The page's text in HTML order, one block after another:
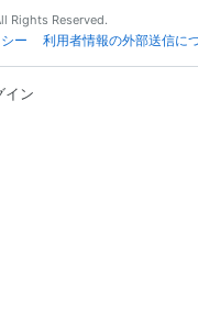
Rights Reserved.
ー 利用者情報の外部送信に
イン